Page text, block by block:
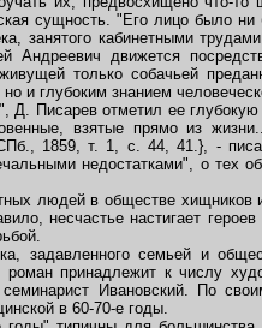
сущность. "Его лицо было
занятого кабинетными
Андреевич движется
только собачьей
и глубоким знанием
Писарев отметил ее
взятые прямо из
1859, т. 1, с. 44, 41.}, -
недостатками", о тех
людей в обществе хищников
несчастье настигает
задавленного семьей и
принадлежит к числу
Ивановский. По
в 60-70-е годы.